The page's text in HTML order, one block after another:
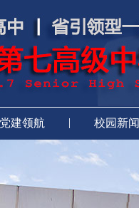
党建领航 | 校园新闻